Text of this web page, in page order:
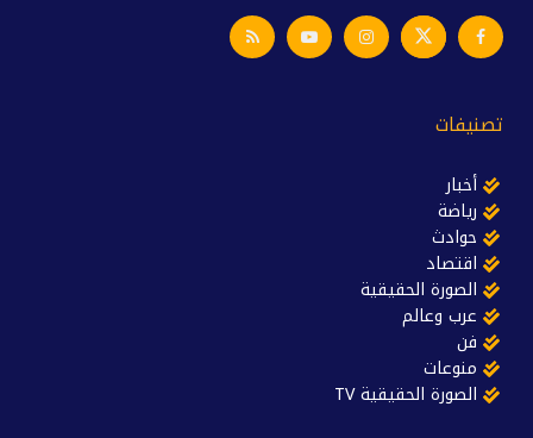
تصنيفات
أخبار
رياضة
حوادث
اقتصاد
الصورة الحقيقية
عرب وعالم
فن
منوعات
الصورة الحقيقية TV